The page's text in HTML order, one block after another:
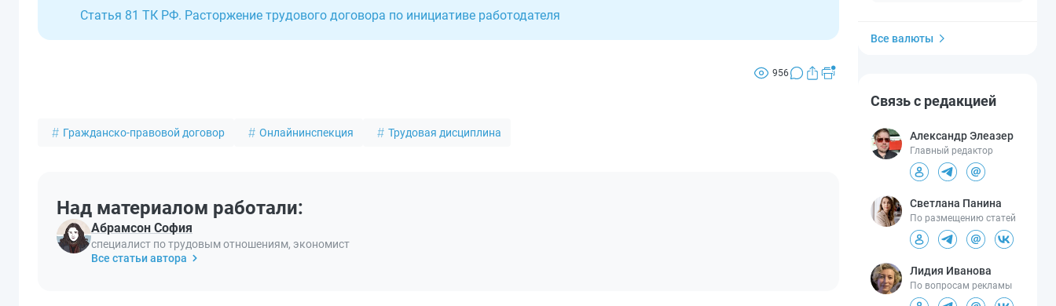
Статья 81 ТК РФ. Расторжение трудового договора по инициативе работодателя
956
Гражданско-правовой договор Онлайнинспекция Трудовая дисциплина
Над материалом работали:
Абрамсон София
специалист по трудовым отношениям, экономист
Все статьи автора
Все валюты
Связь с редакцией
Александр Элеазер
Главный редактор
Светлана Панина
По размещению статей
Лидия Иванова
По вопросам рекламы